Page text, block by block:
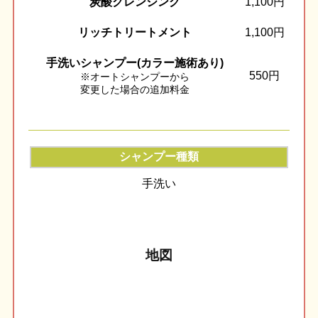
リッチトリートメント 1,100円
手洗いシャンプー(カラー施術あり)
※オートシャンプーから
変更した場合の追加料金
550円
シャンプー種類
手洗い
地図